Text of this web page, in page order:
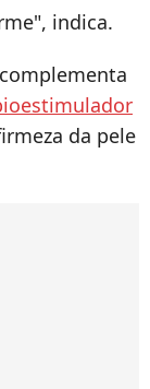
indica.
da pele